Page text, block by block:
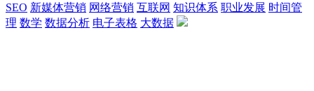
SEO 新媒体营销 网络营销 互联网 知识体系 职业发展 时间管
理 数学 数据分析 电子表格 大数据